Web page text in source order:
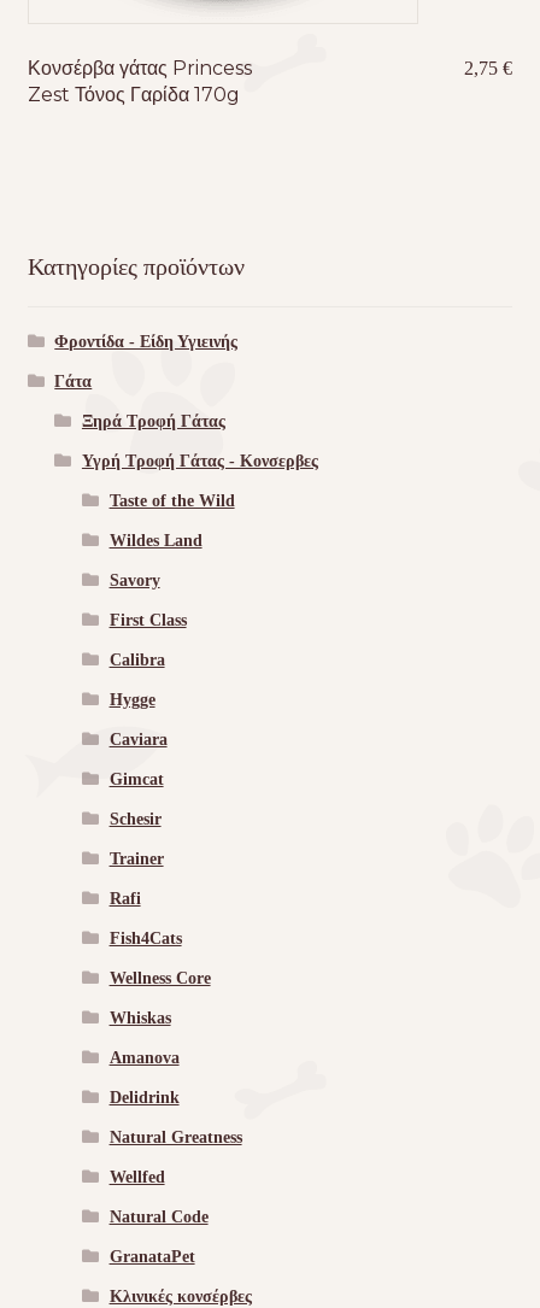
Κονσέρβα γάτας Princess
Zest Τόνος Γαρίδα 170g
2,75€
Κατηγορίες προϊόντων
Φροντίδα - Είδη Υγιεινής
Γάτα
Ξηρά Τροφή Γάτας
Υγρή Τροφή Γάτας - Kονσερβες
Taste of the Wild
Wildes Land
Savory
First Class
Calibra
Hygge
Caviara
Gimcat
Schesir
Trainer
Rafi
Fish4Cats
Wellness Core
Whiskas
Amanova
Delidrink
Natural Greatness
Wellfed
Natural Code
GranataPet
Κλινικές κονσέρβες